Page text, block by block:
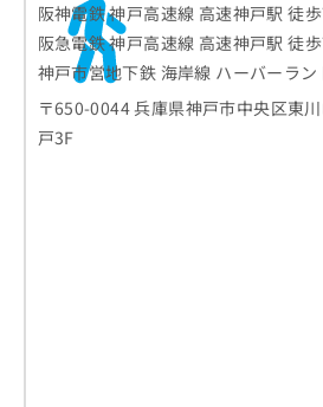
阪神電鉄 神戸高速線 高速神戸駅 徒
阪急電鉄 神戸高速線 高速神戸駅 徒
神戸市営地下鉄 海岸線 ハーバーラ
〒650-0044 兵庫県神戸市中央区東
戸3F